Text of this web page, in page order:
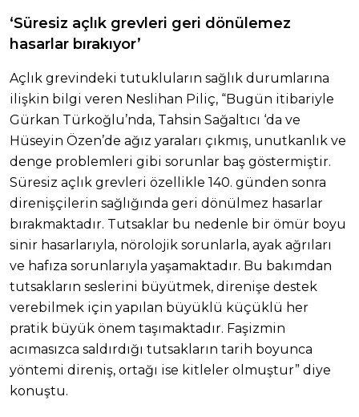
‘Süresiz açlık grevleri geri dönülemez
hasarlar bırakıyor’
Açlık grevindeki tutukluların sağlık durumlarına
ilişkin bilgi veren Neslihan Piliç, “Bugün itibariyle
Gürkan Türkoğlu’nda, Tahsin Sağaltıcı ‘da ve
Hüseyin Özen’de ağız yaraları çıkmış, unutkanlık ve
denge problemleri gibi sorunlar baş göstermiştir.
Süresiz açlık grevleri özellikle 140. günden sonra
direnişçilerin sağlığında geri dönülmez hasarlar
bırakmaktadır. Tutsaklar bu nedenle bir ömür boyu
sinir hasarlarıyla, nörolojik sorunlarla, ayak ağrıları
ve hafıza sorunlarıyla yaşamaktadır. Bu bakımdan
tutsakların seslerini büyütmek, direnişe destek
verebilmek için yapılan büyüklü küçüklü her
pratik büyük önem taşımaktadır. Faşizmin
acımasızca saldırdığı tutsakların tarih boyunca
yöntemi direniş, ortağı ise kitleler olmuştur” diye
konuştu.